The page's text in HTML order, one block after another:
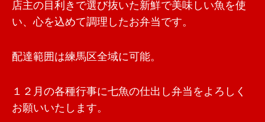
店主の目利きで選び抜いた新鮮で美味しい魚を使
い、心を込めて調理したお弁当です。
配達範囲は練馬区全域に可能。
１２月の各種行事に七魚の仕出し弁当をよろしく
お願いいたします。